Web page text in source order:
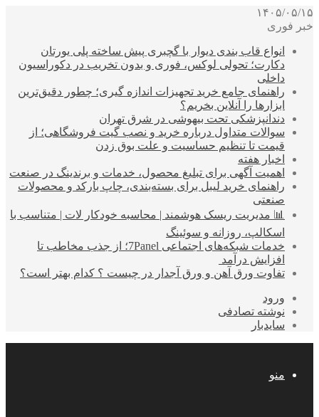
۱۴۰۵/۰۵/۱۵
خبر فوری
انواع قاب بندی دیوار با گچبری پیش ساخته پلی یورتان
دکارت؛ تحولی لوکس، فوری و بدون تخریب در دکوراسیون
داخلی
راهنمای جامع خرید تجهیزات اندازه گیری؛ چطور دقیق‌ترین
ابزارها را آنلاین بخریم؟
دندانپزشکی تحت بیهوشی در شرق تهران
سوالات متداول درباره خرید و نصب گیت فروشگاهی؛ از
قیمت تا تنظیم حساسیت و علت بوق زدن
اخبار هفته
اهمیت آگهی برای تبلیغ محصول، خدمات و برندینگ در صنعت
راهنمای خرید لیبل برای بسته‌بندی، چاپ بارکد و محصولات
صنعتی
📊 مدیریت ریسک هوشمند | محاسبه خودکار لات | متناسب با
اسکالپ، روزانه و سوئینگ
خدمات شبکه‌های اجتماعی 7Panel؛ از جذب مخاطب تا
افزایش درآمد
تفاوت ورق آهن و ورق آجدار در چیست ؟ کدام بهتر است؟
ورود
نوشته تصادفی
سایدبار
منو